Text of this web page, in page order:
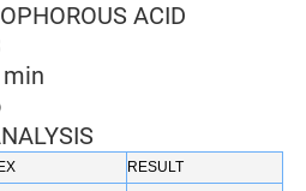
ACID
RESULT